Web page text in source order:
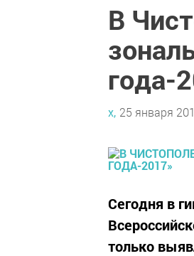
В
года-
х, 25 января
Сегодня в
только